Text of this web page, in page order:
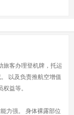
旅客办理登机牌，托运
以及负责推航空增值
益等。
力强。 身体裸露部位